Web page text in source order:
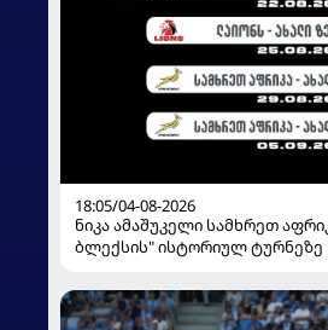
18:05/04-08-2026
ნიკა ამაშუკელი სამხრეთ
ბლექსის" ისტორიულ ტურნეზე